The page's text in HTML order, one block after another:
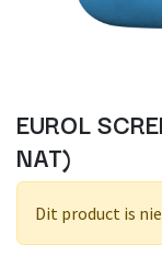
EUROL
NAT)
Dit product is